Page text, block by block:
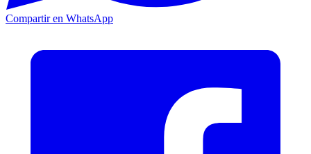
Compartir en WhatsApp